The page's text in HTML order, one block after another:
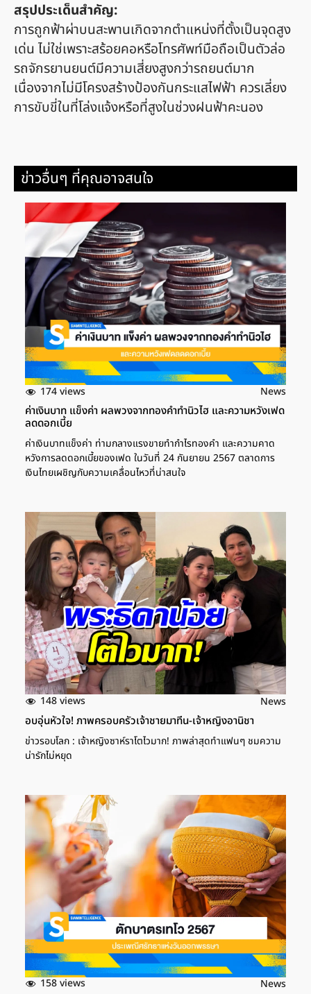
สรุปประเด็นสำคัญ:
การถูกฟ้าผ่าบนสะพานเกิดจากตำแหน่งที่ตั้งเป็นจุดสูง
เด่น ไม่ใช่เพราะสร้อยคอหรือโทรศัพท์มือถือเป็นตัวล่อ
รถจักรยานยนต์มีความเสี่ยงสูงกว่ารถยนต์มาก
เนื่องจากไม่มีโครงสร้างป้องกันกระแสไฟฟ้า ควรเลี่ยง
การขับขี่ในที่โล่งแจ้งหรือที่สูงในช่วงฝนฟ้าคะนอง
ข่าวอื่นๆ ที่คุณอาจสนใจ
174 views News
ค่าเงินบาท แข็งค่า ผลพวงจากทองคำทำนิวไฮ และความหวังเฟด
ลดดอกเบี้ย
ค่าเงินบาทแข็งค่า ท่ามกลางแรงขายทำกำไรทองคำ และความคาด
หวังการลดดอกเบี้ยของเฟด ในวันที่ 24 กันยายน 2567 ตลาดการ
เงินไทยเผชิญกับความเคลื่อนไหวที่น่าสนใจ
148 views News
อบอุ่นหัวใจ! ภาพครอบครัวเจ้าชายมาทีน-เจ้าหญิงอานิชา
ข่าวรอบโลก : เจ้าหญิงซาห์ราโตไวมาก! ภาพล่าสุดทำแฟนๆ ชมความ
น่ารักไม่หยุด
158 views News